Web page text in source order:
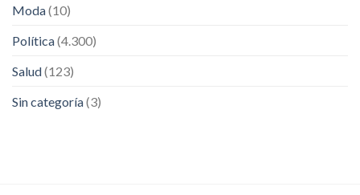
Moda(10)
Política(4.300)
Salud(123)
Sin categoría(3)